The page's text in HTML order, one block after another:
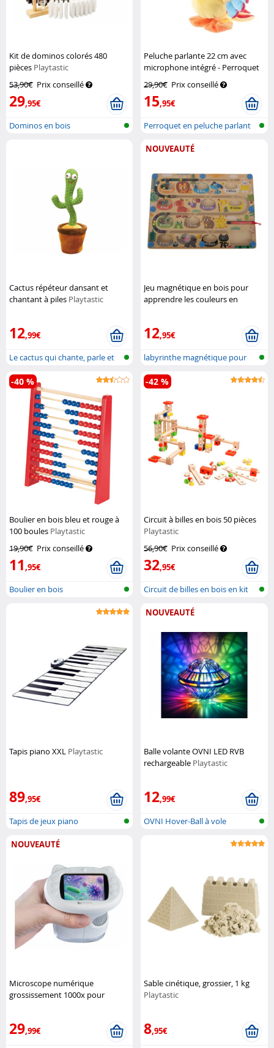
Kit de dominos colorés 480
pièces Playtastic
53,90€ Prix conseillé
29,95€
Dominos en bois
Peluche parlante 22 cm avec
microphone intégré - Perroquet
29,90€ Prix conseillé
15,95€
Perroquet en peluche parlant
Cactus répéteur dansant et
chantant à piles Playtastic
12,99€
Le cactus qui chante, parle et
dans...
NOUVEAUTÉ
Jeu magnétique en bois pour
apprendre les couleurs en
12,95€
labyrinthe magnétique pour
enfants...
Boulier en bois bleu et rouge à
100 boules Playtastic
19,90€ Prix conseillé
11,95€
-40 %
Boulier en bois
Circuit à billes en bois 50 pièces
Playtastic
56,90€ Prix conseillé
32,95€
-42 %
Circuit de billes en bois en kit
Tapis piano XXL Playtastic
89,95€
Tapis de jeux piano
NOUVEAUTÉ
Balle volante OVNI LED RVB
rechargeable Playtastic
12,99€
OVNI Hover-Ball à vole
NOUVEAUTÉ
Microscope numérique
grossissement 1000x pour
29,99€
Sable cinétique, grossier, 1 kg
Playtastic
8,95€